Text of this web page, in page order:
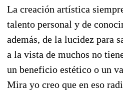
La creación artística
talento personal y de
además, de la lucidez para
a la vista de muchos no
un beneficio estético o un
Mira yo creo que en eso